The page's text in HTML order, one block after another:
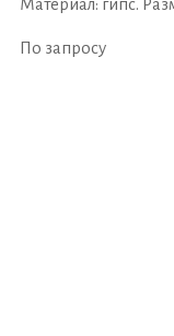
Материал: гипс.
По запросу